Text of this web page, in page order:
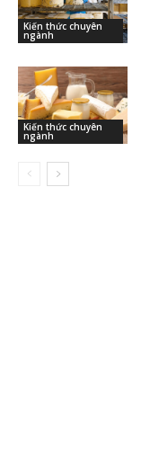
Kiến thức chuyên
ngành
Kiến thức chuyên
ngành